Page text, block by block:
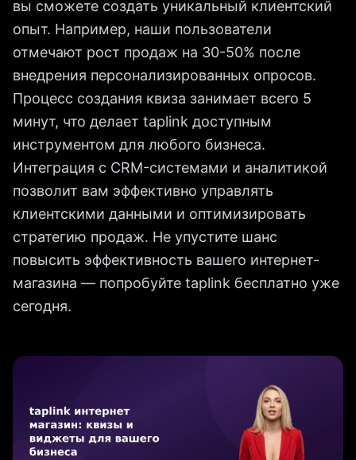
вы сможете создать уникальный клиентский
опыт. Например, наши пользователи
отмечают рост продаж на 30-50% после
внедрения персонализированных опросов.
Процесс создания квиза занимает всего 5
минут, что делает taplink доступным
инструментом для любого бизнеса.
Интеграция с CRM-системами и аналитикой
позволит вам эффективно управлять
клиентскими данными и оптимизировать
стратегию продаж. Не упустите шанс
повысить эффективность вашего интернет-
магазина — попробуйте taplink бесплатно уже
сегодня.